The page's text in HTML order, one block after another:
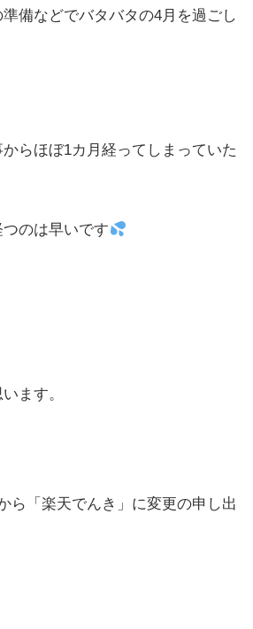
備などでバタバタの4月を過ごし
らほぼ1カ月経ってしまっていた
のは早いです
ます。
ら「楽天でんき」に変更の申し出